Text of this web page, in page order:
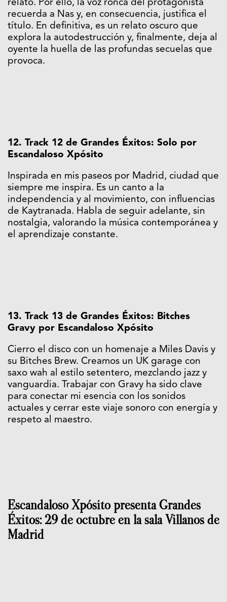
relato. Por ello, la voz ronca del protagonista
recuerda a Nas y, en consecuencia, justifica el
título. En definitiva, es un relato oscuro que
explora la autodestrucción y, finalmente, deja al
oyente la huella de las profundas secuelas que
provoca.
12. Track 12 de Grandes Éxitos: Solo por
Escandaloso Xpósito
Inspirada en mis paseos por Madrid, ciudad que
siempre me inspira. Es un canto a la
independencia y al movimiento, con influencias
de Kaytranada. Habla de seguir adelante, sin
nostalgia, valorando la música contemporánea y
el aprendizaje constante.
13. Track 13 de Grandes Éxitos: Bitches
Gravy por Escandaloso Xpósito
Cierro el disco con un homenaje a Miles Davis y
su Bitches Brew. Creamos un UK garage con
saxo wah al estilo setentero, mezclando jazz y
vanguardia. Trabajar con Gravy ha sido clave
para conectar mi esencia con los sonidos
actuales y cerrar este viaje sonoro con energía y
respeto al maestro.
Escandaloso Xpósito presenta Grandes
Éxitos: 29 de octubre en la sala Villanos de
Madrid